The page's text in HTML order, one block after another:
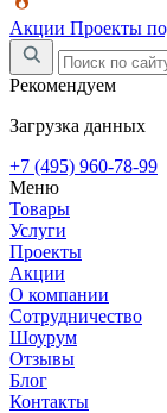
Акции Проекты
Рекомендуем
Загрузка данных
+7 (495) 960-78-99
Меню
Товары
Услуги
Проекты
Акции
О компании
Сотрудничество
Шоурум
Отзывы
Блог
Контакты